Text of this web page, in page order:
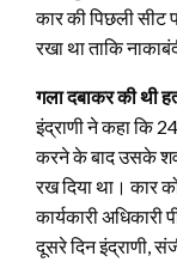
कार की पिछली सीट
रखा था ताकि
गला दबाकर की थी
इंद्राणी ने कहा कि
करने के बाद उसके
रख दिया था। कार
कार्यकारी
दूसरे दिन इंद्राणी,